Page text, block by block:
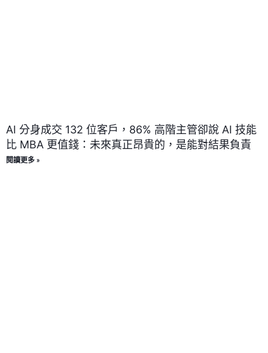
AI 分身成交 132 位客戶，86% 高階主管卻說 AI 技能
比 MBA 更值錢：未來真正昂貴的，是能對結果負責
閱讀更多 »